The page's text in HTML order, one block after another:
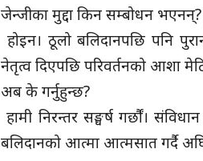
जेन्जीका मुद्दा किन सम्बोधन
होइन। ठूलो बलिदानपछि पनि
नेतृत्व दिएपछि परिवर्तनको आशा
अब के गर्नुहुन्छ?
हामी निरन्तर सङ्घर्ष गर्छौं।
बलिदानको आत्मा आत्मसात गर्दै